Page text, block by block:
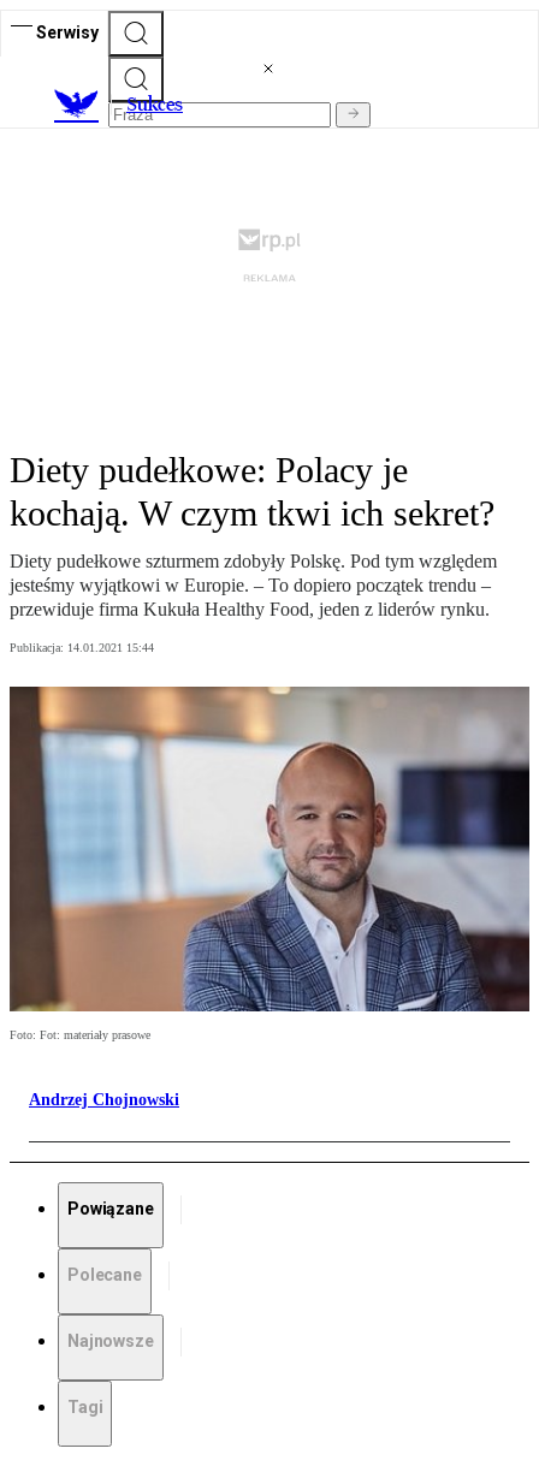
Serwisy
Sukces
Diety pudełkowe: Polacy je
kochają. W czym tkwi ich sekret?
Diety pudełkowe szturmem zdobyły Polskę. Pod tym względem
jesteśmy wyjątkowi w Europie. – To dopiero początek trendu –
przewiduje firma Kukuła Healthy Food, jeden z liderów rynku.
Publikacja: 14.01.2021 15:44
Foto: Fot: materiały prasowe
Andrzej Chojnowski
Powiązane
Polecane
Najnowsze
Tagi